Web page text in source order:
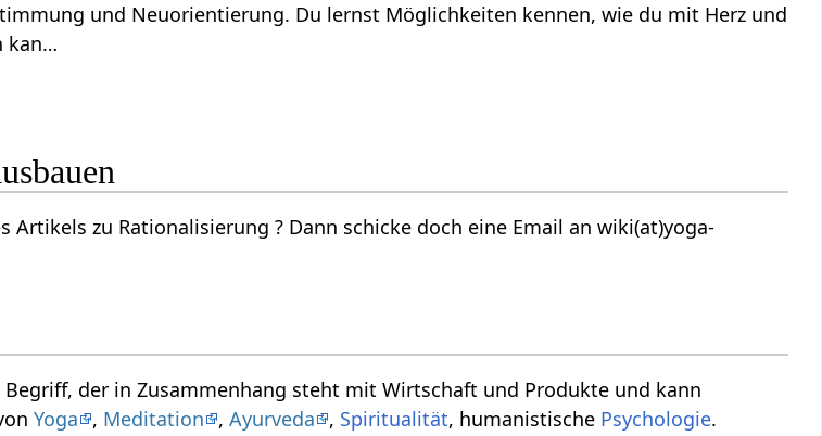
und Neuorientierung. Du lernst Möglichkeiten kennen, wie du mit Herz und
kan…
ausbauen
Dann schicke doch eine Email an wiki(at)yoga-
Yoga , Meditation ,Ayurveda , Spiritualität, humanistische Psychologie.